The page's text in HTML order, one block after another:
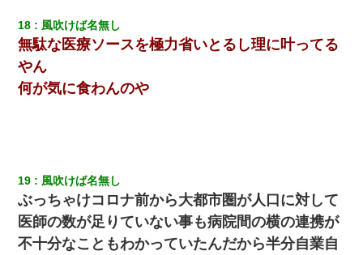
上司「何なの、この書類！！」私「あの‥」上司「今は私が話し
てるの！」私「ですから」上司「黙って聞きなさい！」私「それ
は」上司「言い訳しない！」→結果ｗｗｗｗｗ
18 風吹けば名無し
無駄な医療ソースを極力省いとるし理に叶ってる
やん
何が気に食わんのや
19 風吹けば名無し
ぶっちゃけコロナ前から大都市圏が人口に対して
医師の数が足りていない事も病院間の横の連携が
不十分なこともわかっていたんだから半分自業自